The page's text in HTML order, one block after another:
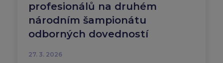
profesionálů na druhém
národním šampionátu
odborných dovedností
27. 3. 2026